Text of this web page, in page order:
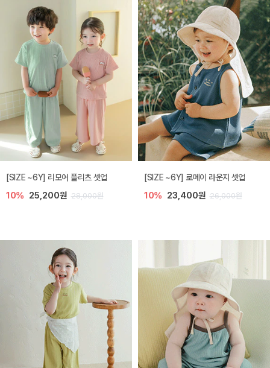
[SIZE ~6Y] 리모어 플리츠 셋업
10% 25,200원 28,000원
[SIZE ~6Y] 로메이 라운지 셋업
10% 23,400원 26,000원